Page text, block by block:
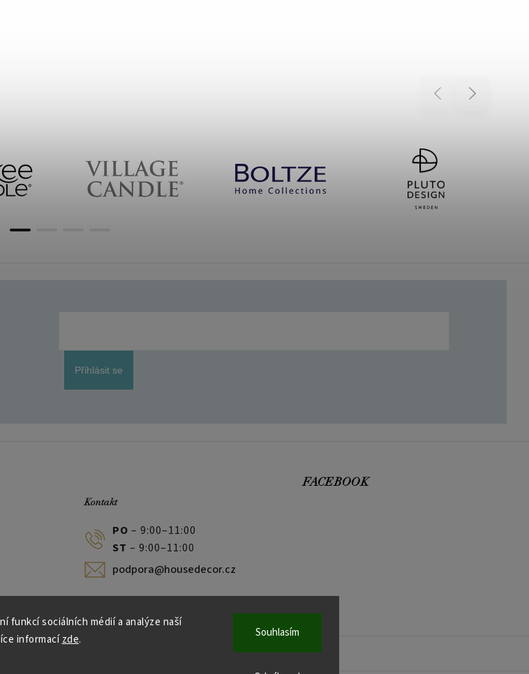
funkcí sociálních médií a analýze naší
informacízde. Souhlasím
Previous Next
Přihlásit se
Kontakt
PO – 9:00–11:00
ST – 9:00–11:00
podpora@housedecor.cz
FACEBOOK